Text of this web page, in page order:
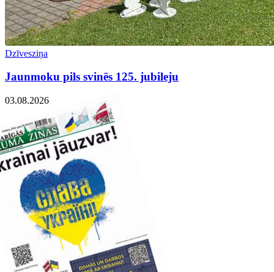
Dzīvesziņa
Jaunmoku pils svinēs 125. jubileju
03.08.2026